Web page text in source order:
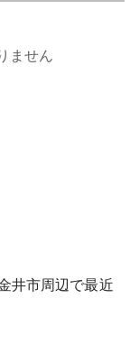
ません
井市周辺で最近